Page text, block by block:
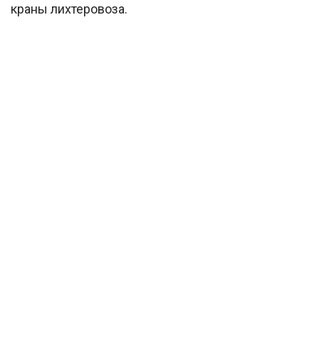
краны лихтеровоза.